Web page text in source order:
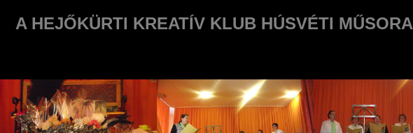
A HEJŐKÜRTI KREATÍV KLUB HÚSVÉTI MŰSORA